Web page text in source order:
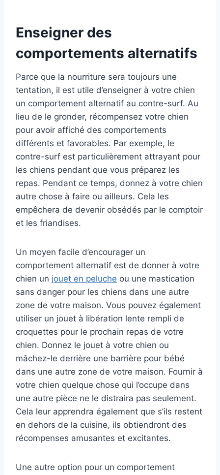
Enseigner des
comportements alternatifs
Parce que la nourriture sera toujours une
tentation, il est utile d’enseigner à votre chien
un comportement alternatif au contre-surf. Au
lieu de le gronder, récompensez votre chien
pour avoir affiché des comportements
différents et favorables. Par exemple, le
contre-surf est particulièrement attrayant pour
les chiens pendant que vous préparez les
repas. Pendant ce temps, donnez à votre chien
autre chose à faire ou ailleurs. Cela les
empêchera de devenir obsédés par le comptoir
et les friandises.
Un moyen facile d’encourager un
comportement alternatif est de donner à votre
chien un jouet en peluche ou une mastication
sans danger pour les chiens dans une autre
zone de votre maison. Vous pouvez également
utiliser un jouet à libération lente rempli de
croquettes pour le prochain repas de votre
chien. Donnez le jouet à votre chien ou
mâchez-le derrière une barrière pour bébé
dans une autre zone de votre maison. Fournir à
votre chien quelque chose qui l’occupe dans
une autre pièce ne le distraira pas seulement.
Cela leur apprendra également que s’ils restent
en dehors de la cuisine, ils obtiendront des
récompenses amusantes et excitantes.
Une autre option pour un comportement